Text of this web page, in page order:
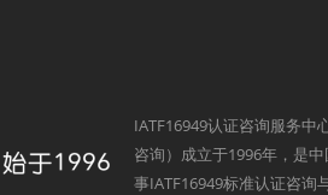
IATF16949认证咨询服务中
咨询）成立于1996年，是中
事IATF16949标准认证咨询